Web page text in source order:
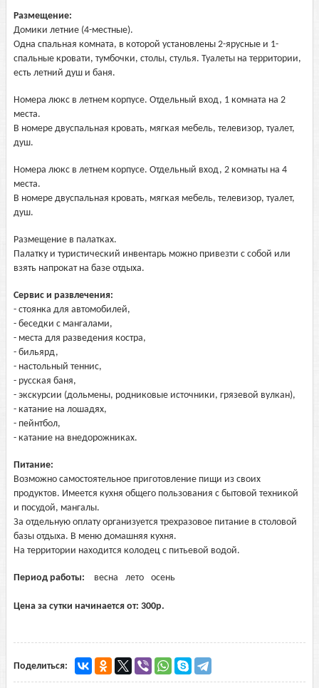
Размещение:
Домики летние (4-местные).
Одна спальная комната, в которой установлены 2-ярусные и 1-
спальные кровати, тумбочки, столы, стулья. Туалеты на территории,
есть летний душ и баня.
Номера люкс в летнем корпусе. Отдельный вход, 1 комната на 2
места.
В номере двуспальная кровать, мягкая мебель, телевизор, туалет,
душ.
Номера люкс в летнем корпусе. Отдельный вход, 2 комнаты на 4
места.
В номере двуспальная кровать, мягкая мебель, телевизор, туалет,
душ.
Размещение в палатках.
Палатку и туристический инвентарь можно привезти с собой или
взять напрокат на базе отдыха.
Сервис и развлечения:
- стоянка для автомобилей,
- беседки с мангалами,
- места для разведения костра,
- бильярд,
- настольный теннис,
- русская баня,
- экскурсии (дольмены, родниковые источники, грязевой вулкан),
- катание на лошадях,
- пейнтбол,
- катание на внедорожниках.
Питание:
Возможно самостоятельное приготовление пищи из своих
продуктов. Имеется кухня общего пользования с бытовой техникой
и посудой, мангалы.
За отдельную оплату организуется трехразовое питание в столовой
базы отдыха. В меню домашняя кухня.
На территории находится колодец с питьевой водой.
Период работы: весна лето осень
Цена за сутки начинается от: 300р.
Поделиться: